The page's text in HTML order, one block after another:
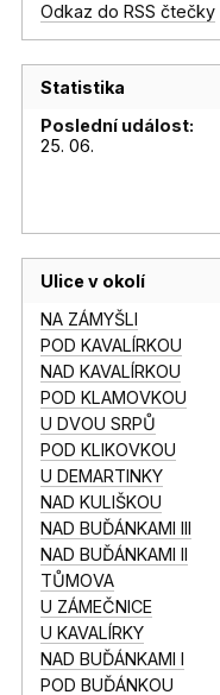
Odkaz do RSS čtečky
Statistika
Poslední událost:
25. 06.
Ulice v okolí
NA ZÁMYŠLI
POD KAVALÍRKOU
NAD KAVALÍRKOU
POD KLAMOVKOU
U DVOU SRPŮ
POD KLIKOVKOU
U DEMARTINKY
NAD KULIŠKOU
NAD BUĎÁNKAMI III
NAD BUĎÁNKAMI II
TŮMOVA
U ZÁMEČNICE
U KAVALÍRKY
NAD BUĎÁNKAMI I
POD BUĎÁNKOU